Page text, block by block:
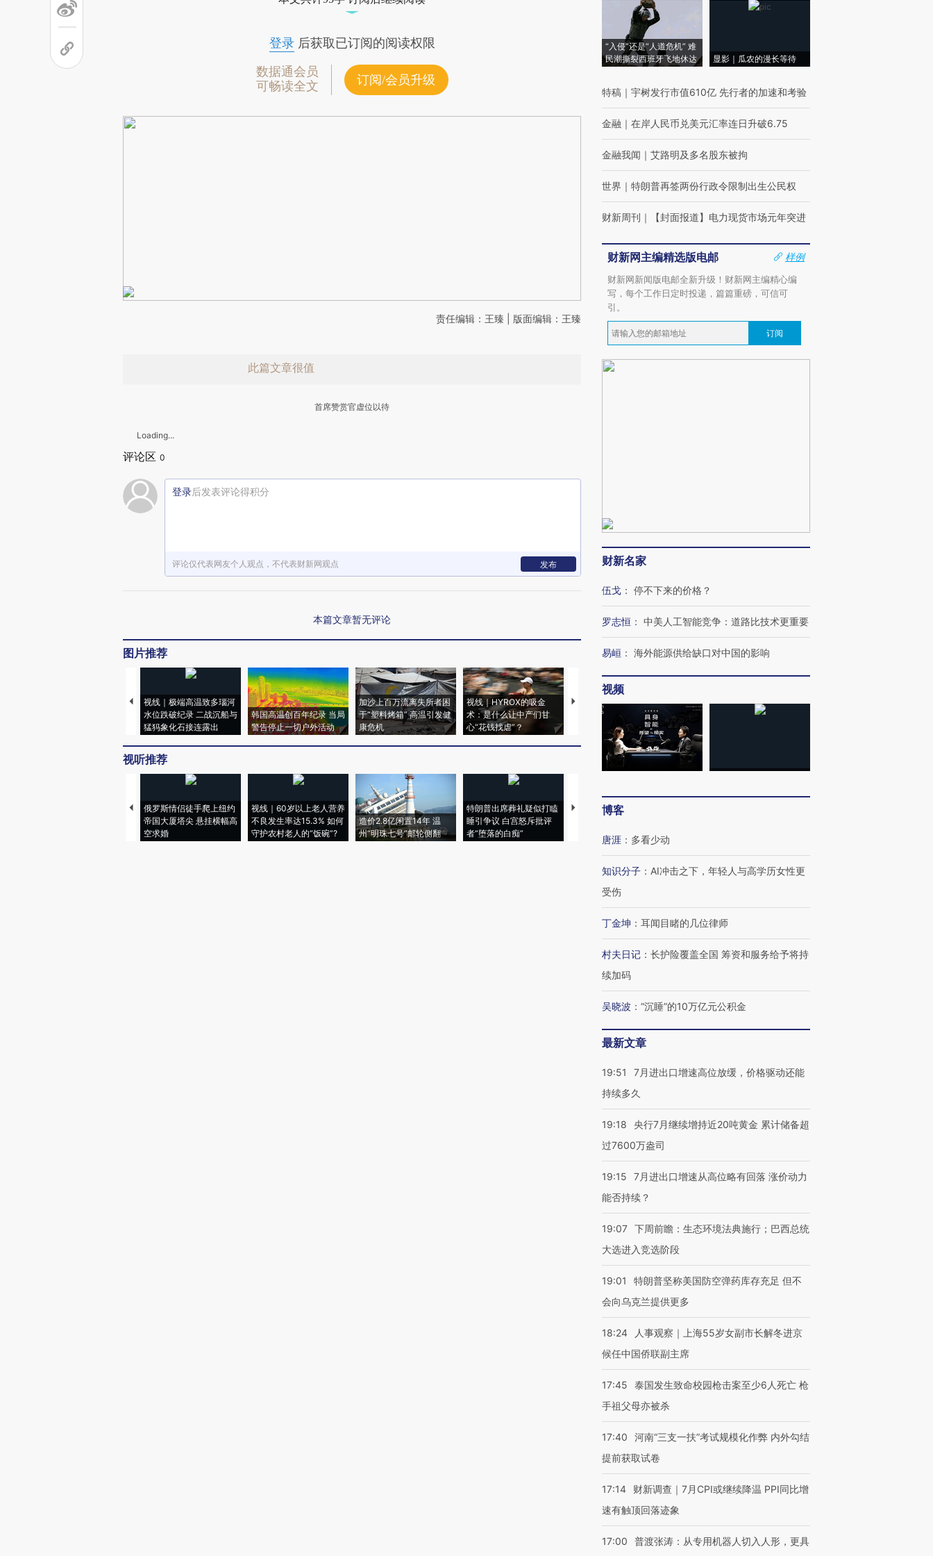
登录后获取已订阅的阅读权限
数据通会员
可畅读全文
订阅/会员升级
责任编辑：王臻 | 版面编辑：王臻
此篇文章很值
首席赞赏官虚位以待
Loading...
评论区 0
登录后发表评论得积分
评论仅代表网友个人观点，不代表财新网观点 发布
本篇文章暂无评论
图片推荐
视线｜极端高温致多瑙河
水位跌破纪录 二战沉船与
猛犸象化石接连露出
韩国高温创百年纪录 当局
警告停止一切户外活动
加沙上百万流离失所者困
于“塑料烤箱” 高温引发健
康危机
视线｜HYROX的吸金
术：是什么让中产们甘
心“花钱找虐”？
马航飞行员跨国走私7万
粒摇头丸 尿检体内含3种
视线｜被称为“蟑螂”的印
度Z世代 用街头抗争将教
育部长拱下台
视线｜“入侵”还是“人道危
视听推荐
俄罗斯情侣徒手爬上纽约
帝国大厦塔尖 悬挂横幅高
空求婚
视线｜60岁以上老人营养
不良发生率达15.3% 如何
守护农村老人的“饭碗”?
造价2.8亿闲置14年 温
州“明珠七号”邮轮侧翻
特朗普出席葬礼疑似打瞌
睡引争议 白宫怒斥批评
者“堕落的白痴”
视线｜全球最热百城独占
“入侵”还是“人道危机” 难
民潮撕裂西班牙飞地休达
显影｜瓜农的漫长等待
特稿 ｜ 宇树发行市值610亿 先行者的加速和考验
金融 ｜ 在岸人民币兑美元汇率连日升破6.75
金融我闻 ｜ 艾路明及多名股东被拘
世界 ｜ 特朗普再签两份行政令限制出生公民权
财新周刊 ｜ 【封面报道】电力现货市场元年突进
财新网主编精选版电邮
样例
财新网新闻版电邮全新升级！财新网主编精心编
写，每个工作日定时投递，篇篇重磅，可信可
引。
订阅
财新名家
伍戈 ： 停不下来的价格？
罗志恒 ： 中美人工智能竞争：道路比技术更重要
易峘 ： 海外能源供给缺口对中国的影响
视频
博客
唐涯 ： 多看少动
知识分子 ： AI冲击之下，年轻人与高学历女性更
受伤
丁金坤 ： 耳闻目睹的几位律师
村夫日记 ： 长护险覆盖全国 筹资和服务给予将持
续加码
吴晓波 ： “沉睡”的10万亿元公积金
最新文章
19:51
7月进出口增速高位放缓，价格驱动还能
持续多久
19:18
央行7月继续增持近20吨黄金 累计储备超
过7600万盎司
19:15
7月进出口增速从高位略有回落 涨价动力
能否持续？
19:07 下周前瞻：生态环境法典施行；巴西总统
大选进入竞选阶段
19:01
特朗普坚称美国防空弹药库存充足 但不
会向乌克兰提供更多
18:24
人事观察｜上海55岁女副市长解冬进京
候任中国侨联副主席
17:45
泰国发生致命校园枪击案至少6人死亡 枪
手祖父母亦被杀
17:40
河南“三支一扶”考试规模化作弊 内外勾结
提前获取试卷
17:14
财新调查｜7月CPI或继续降温 PPI同比增
速有触顶回落迹象
17:00 普渡张涛：从专用机器人切入人形，更具